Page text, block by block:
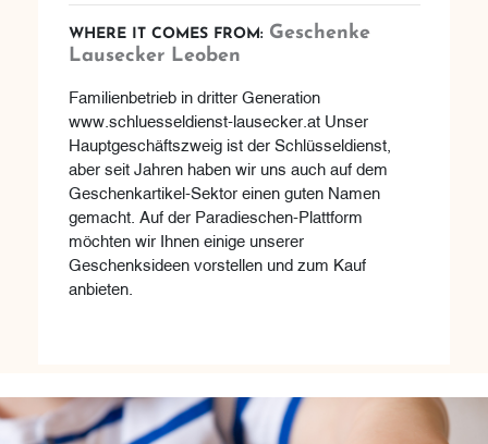
WHERE IT COMES FROM: Geschenke
Lausecker Leoben
Familienbetrieb in dritter Generation
www.schluesseldienst-lausecker.at Unser
Hauptgeschäftszweig ist der Schlüsseldienst,
aber seit Jahren haben wir uns auch auf dem
Geschenkartikel-Sektor einen guten Namen
gemacht. Auf der Paradieschen-Plattform
möchten wir Ihnen einige unserer
Geschenksideen vorstellen und zum Kauf
anbieten.